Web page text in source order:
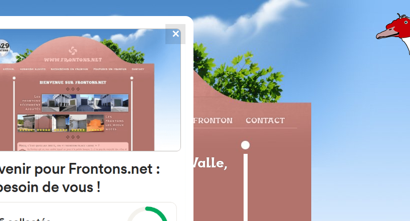
FRONTONS.NET
RECHERCHER UN FRONTON PROPOSER UN FRONTON CONTACT
49780 Pobladura del Valle,
Zamora Espagne
11 Pob dura l
✕